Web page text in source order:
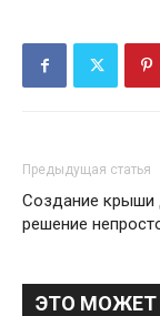
Предыдущая статья
Создание крыши
решение
ЭТО МОЖЕТ